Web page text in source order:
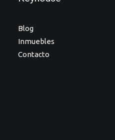
Blog
Inmuebles
Contacto